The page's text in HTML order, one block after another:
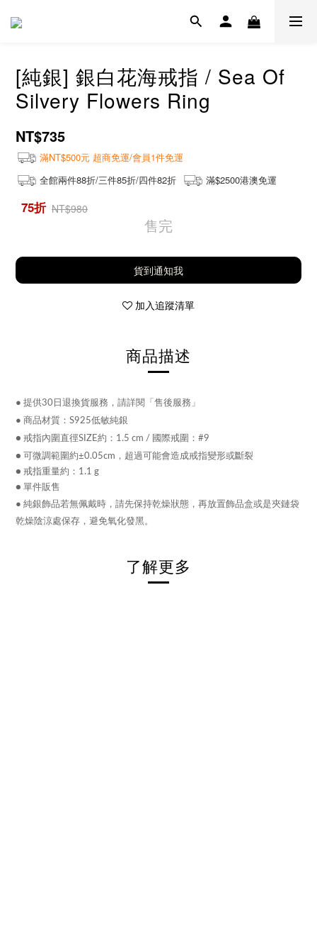
[純銀] 銀白花海戒指 / Sea Of ​​
Silvery Flowers Ring
NT$735
滿NT$500元 超商免運/會員1件免運
全館兩件88折/三件85折/四件82折
滿$2500港澳免運
75折 NT$980
售完
貨到通知我
加入追蹤清單
商品描述
● 提供30日退換貨服務，請詳閱「售後服務」
● 商品材質：S925低敏純銀
● 戒指內圍直徑SIZE約：1.5 cm / 國際戒圍：#9
● 可微調範圍約±0.05cm，超過可能會造成戒指變形或斷裂
● 戒指重量約：1.1 g
● 單件販售
● 純銀飾品若無佩戴時，請先保持乾燥狀態，再放置飾品盒或是夾鏈袋
乾燥陰涼處保存，避免氧化發黑。
了解更多